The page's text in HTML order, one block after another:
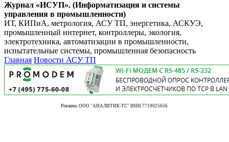
Журнал «ИСУП». (Информатизация и системы
управления в промышленности)
ИТ, КИПиА, метрология, АСУ ТП, энергетика, АСКУЭ,
промышленный интернет, контроллеры, экология,
электротехника, автоматизации в промышленности,
испытательные системы, промышленная безопасность
Главная Новости АСУ ТП
Реклама. ООО "АНАЛИТИК-ТС" ИНН 7719025656